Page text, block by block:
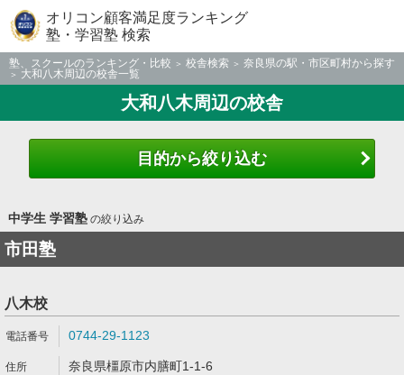
オリコン顧客満足度ランキング
塾・学習塾 検索
塾、スクールのランキング・比較 校舎検索
奈良県の駅・市区町村から探す
大和八木周辺の校舎一覧
大和八木周辺の校舎
目的から絞り込む
中学生 学習塾の絞り込み
市田塾
八木校
0744-29-1123
奈良県橿原市内膳町1-1-6